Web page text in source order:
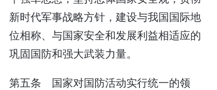
新时代军事战略方针，建设与我国国际地
位相称、与国家安全和发展利益相适应的
巩固国防和强大武装力量。
第五条 国家对国防活动实行统一的领